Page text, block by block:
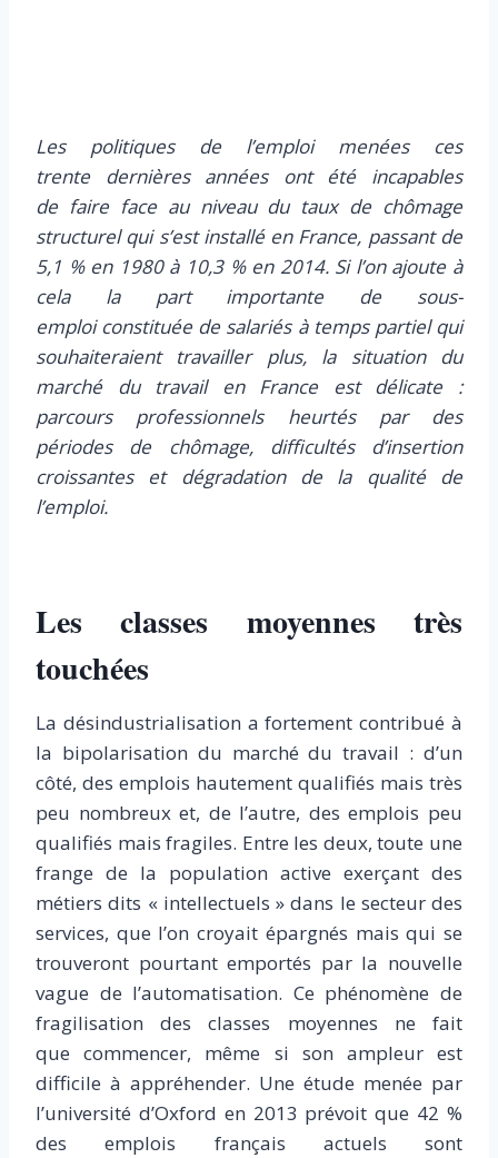
Les politiques de l’emploi menées ces
trente dernières années ont été incapables
de faire face au niveau du taux de chômage
structurel qui s’est installé en France, passant de
5,1 % en 1980 à 10,3 % en 2014. Si l’on ajoute à
cela la part importante de sous-
emploi constituée de salariés à temps partiel qui
souhaiteraient travailler plus, la situation du
marché du travail en France est délicate :
parcours professionnels heurtés par des
périodes de chômage, difficultés d’insertion
croissantes et dégradation de la qualité de
l’emploi.
Les classes moyennes très
touchées
La désindustrialisation a fortement contribué à
la bipolarisation du marché du travail : d’un
côté, des emplois hautement qualifiés mais très
peu nombreux et, de l’autre, des emplois peu
qualifiés mais fragiles. Entre les deux, toute une
frange de la population active exerçant des
métiers dits « intellectuels » dans le secteur des
services, que l’on croyait épargnés mais qui se
trouveront pourtant emportés par la nouvelle
vague de l’automatisation. Ce phénomène de
fragilisation des classes moyennes ne fait
que commencer, même si son ampleur est
difficile à appréhender. Une étude menée par
l’université d’Oxford en 2013 prévoit que 42 %
des emplois français actuels sont